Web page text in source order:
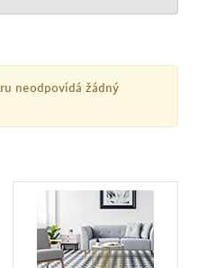
neodpovídá žádný